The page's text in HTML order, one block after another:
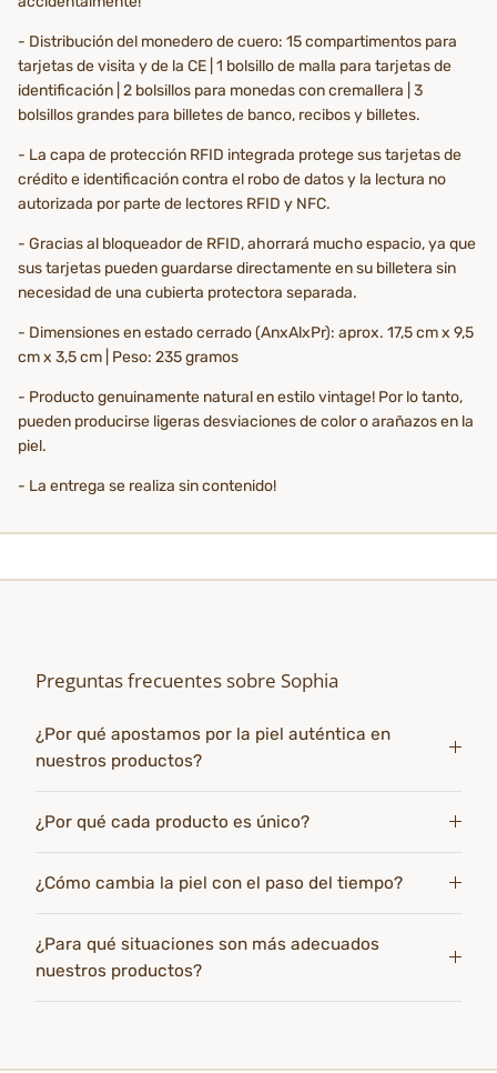
- Distribución del monedero de cuero: 15 compartimentos para
tarjetas de visita y de la CE | 1 bolsillo de malla para tarjetas de
identificación | 2 bolsillos para monedas con cremallera | 3
bolsillos grandes para billetes de banco, recibos y billetes.
- La capa de protección RFID integrada protege sus tarjetas de
crédito e identificación contra el robo de datos y la lectura no
autorizada por parte de lectores RFID y NFC.
- Gracias al bloqueador de RFID, ahorrará mucho espacio, ya que
sus tarjetas pueden guardarse directamente en su billetera sin
necesidad de una cubierta protectora separada.
- Dimensiones en estado cerrado (AnxAlxPr): aprox. 17,5 cm x 9,5
cm x 3,5 cm | Peso: 235 gramos
- Producto genuinamente natural en estilo vintage! Por lo tanto,
pueden producirse ligeras desviaciones de color o arañazos en la
piel.
- La entrega se realiza sin contenido!
Preguntas frecuentes sobre Sophia
¿Por qué apostamos por la piel auténtica en
nuestros productos?
¿Por qué cada producto es único?
¿Cómo cambia la piel con el paso del tiempo?
¿Para qué situaciones son más adecuados
nuestros productos?